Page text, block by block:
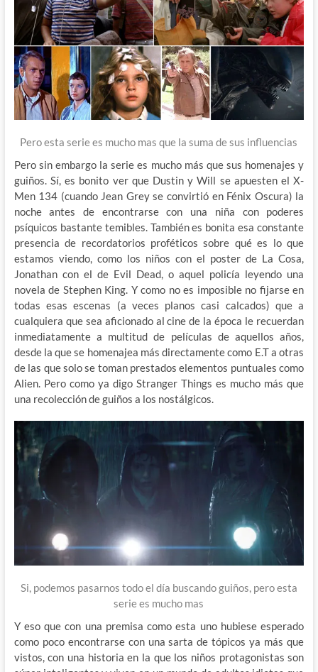
Pero esta serie es mucho mas que la suma de sus influencias
Pero sin embargo la serie es mucho más que sus homenajes y
guiños. Sí, es bonito ver que Dustin y Will se apuesten el X-
Men 134 (cuando Jean Grey se convirtió en Fénix Oscura) la
noche antes de encontrarse con una niña con poderes
psíquicos bastante temibles. También es bonita esa constante
presencia de recordatorios proféticos sobre qué es lo que
estamos viendo, como los niños con el poster de La Cosa,
Jonathan con el de Evil Dead, o aquel policía leyendo una
novela de Stephen King. Y como no es imposible no fijarse en
todas esas escenas (a veces planos casi calcados) que a
cualquiera que sea aficionado al cine de la época le recuerdan
inmediatamente a multitud de películas de aquellos años,
desde la que se homenajea más directamente como E.T a otras
de las que solo se toman prestados elementos puntuales como
Alien. Pero como ya digo Stranger Things es mucho más que
una recolección de guiños a los nostálgicos.
Si, podemos pasarnos todo el día buscando guiños, pero esta
serie es mucho mas
Y eso que con una premisa como esta uno hubiese esperado
como poco encontrarse con una sarta de tópicos ya más que
vistos, con una historia en la que los niños protagonistas son